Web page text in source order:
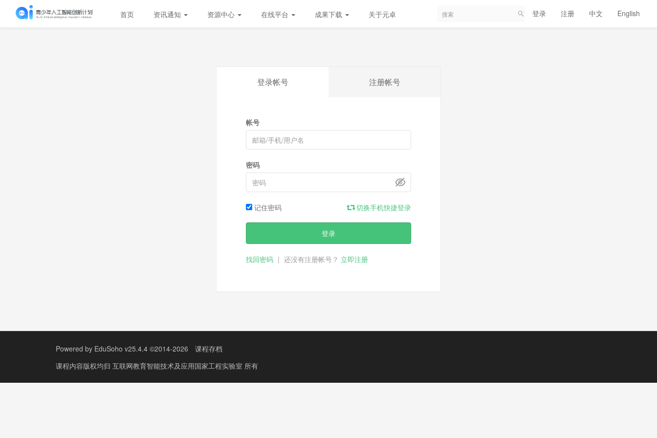
首页 资讯通知 资源中心 在线平台 成果下载 关于元卓 登录 注册 中文 English
登录帐号 注册帐号
帐号
密码
记住密码 切换手机快捷登录
登录
找回密码 | 还没有注册帐号？ 立即注册
Powered by EduSoho v25.4.4 ©2014-2026
课程存档
课程内容版权均归 互联网教育智能技术及应用国家工程实验室 所有